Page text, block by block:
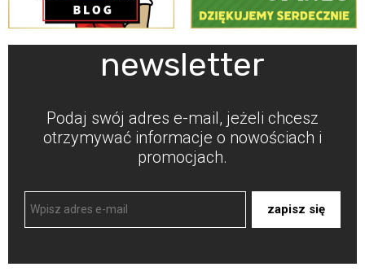
newsletter
Podaj swój adres e-mail, jeżeli chcesz
otrzymywać informacje o nowościach i
promocjach.
zapisz się